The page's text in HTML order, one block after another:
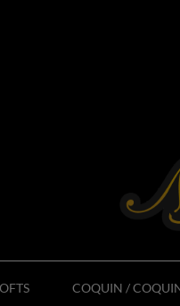
COQUIN /